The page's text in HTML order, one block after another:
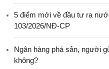
5 điểm mới về đầu tư ra
103/2026/NĐ-CP
Ngân hàng phá sản, người
không?